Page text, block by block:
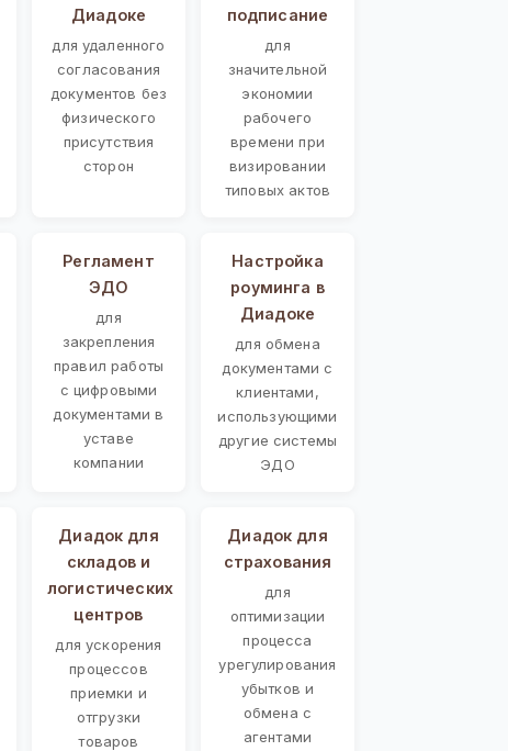
Диадоке
для удаленного
согласования
документов без
физического
присутствия
сторон
подписание
для
значительной
экономии
рабочего
времени при
визировании
типовых актов
Регламент
ЭДО
для
закрепления
правил работы
с цифровыми
документами в
уставе
компании
Настройка
роуминга в
Диадоке
для обмена
документами с
клиентами,
использующими
другие системы
ЭДО
Диадок для
складов и
логистических
центров
для ускорения
процессов
приемки и
отгрузки
товаров
Диадок для
страхования
для
оптимизации
процесса
урегулирования
убытков и
обмена с
агентами